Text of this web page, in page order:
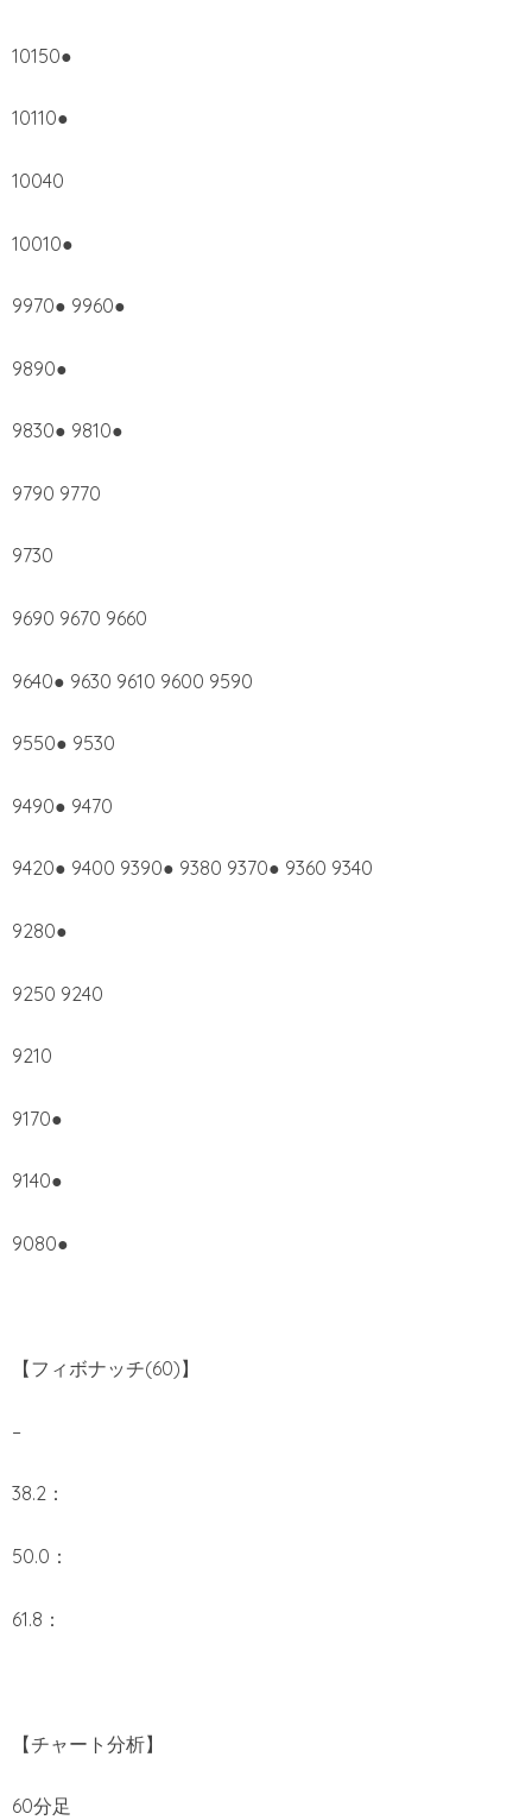
10150●
10110●
10040
10010●
9970● 9960●
9890●
9830● 9810●
9790 9770
9730
9690 9670 9660
9640● 9630 9610 9600 9590
9550● 9530
9490● 9470
9420● 9400 9390● 9380 9370● 9360 9340
9280●
9250 9240
9210
9170●
9140●
9080●
【フィボナッチ(60)】
–
38.2：
50.0：
61.8：
【チャート分析】
60分足